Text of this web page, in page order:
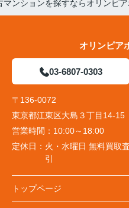
マンションを探すならオリンピ
オリンピア
03-6807-0303
〒136-0072
東京都江東区大島３丁目14-15
営業時間： 10:00～18:00
定休日： 火・水曜日 無料買取
引
トップページ